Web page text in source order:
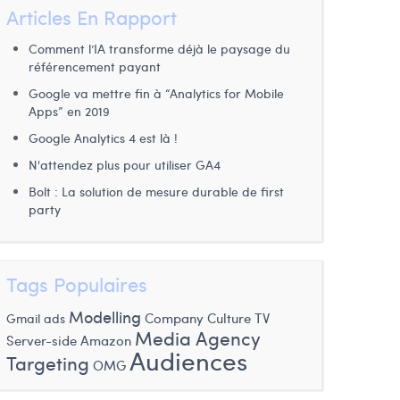
Articles En Rapport
Comment l’IA transforme déjà le paysage du
référencement payant
Google va mettre fin à “Analytics for Mobile
Apps” en 2019
Google Analytics 4 est là !
N'attendez plus pour utiliser GA4
Bolt : La solution de mesure durable de first
party
Tags Populaires
Gmail ads Modelling Company Culture TV
Server-side Amazon Media Agency
Targeting OMG Audiences